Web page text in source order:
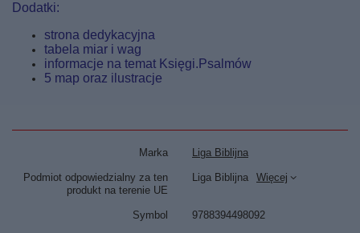
Dodatki:
strona dedykacyjna
tabela miar i wag
informacje na temat Księgi.Psalmów
5 map oraz ilustracje
Marka Liga Biblijna
Podmiot odpowiedzialny za ten
produkt na terenie UE
Liga Biblijna Więcej
Symbol 9788394498092